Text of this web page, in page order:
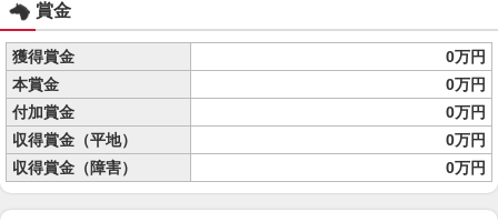
賞金
獲得賞金
0万円
本賞金
0万円
付加賞金
0万円
収得賞金（平地）
0万円
収得賞金（障害）
0万円